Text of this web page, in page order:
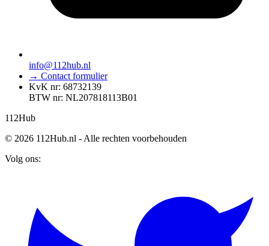
info@112hub.nl
→ Contact formulier
KvK nr: 68732139
BTW nr: NL207818113B01
112Hub
© 2026 112Hub.nl - Alle rechten voorbehouden
Volg ons: